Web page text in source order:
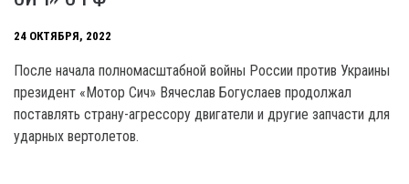
24 ОКТЯБРЯ, 2022
После начала полномасштабной войны России против Украины
президент «Мотор Сич» Вячеслав Богуслаев продолжал
поставлять страну-агрессору двигатели и другие запчасти для
ударных вертолетов.